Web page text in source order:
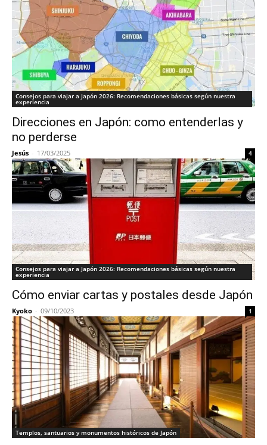
Consejos para viajar a Japón 2026: Recomendaciones básicas según nuestra
experiencia
Direcciones en Japón: como entenderlas y
no perderse
Jesús - 17/03/2025 4
Consejos para viajar a Japón 2026: Recomendaciones básicas según nuestra
experiencia
Cómo enviar cartas y postales desde Japón
Kyoko - 09/10/2023 1
Templos, santuarios y monumentos históricos de Japón